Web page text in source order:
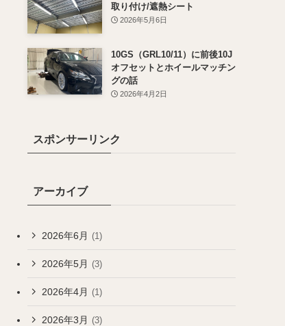
取り付け/遮熱シート
2026年5月6日
10GS（GRL10/11）に前後10J
オフセットとホイールマッチン
グの話
2026年4月2日
スポンサーリンク
アーカイブ
2026年6月 (1)
2026年5月 (3)
2026年4月 (1)
2026年3月 (3)